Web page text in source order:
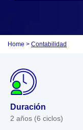
Home > Contabilidad
Duración
2 años (6 ciclos)